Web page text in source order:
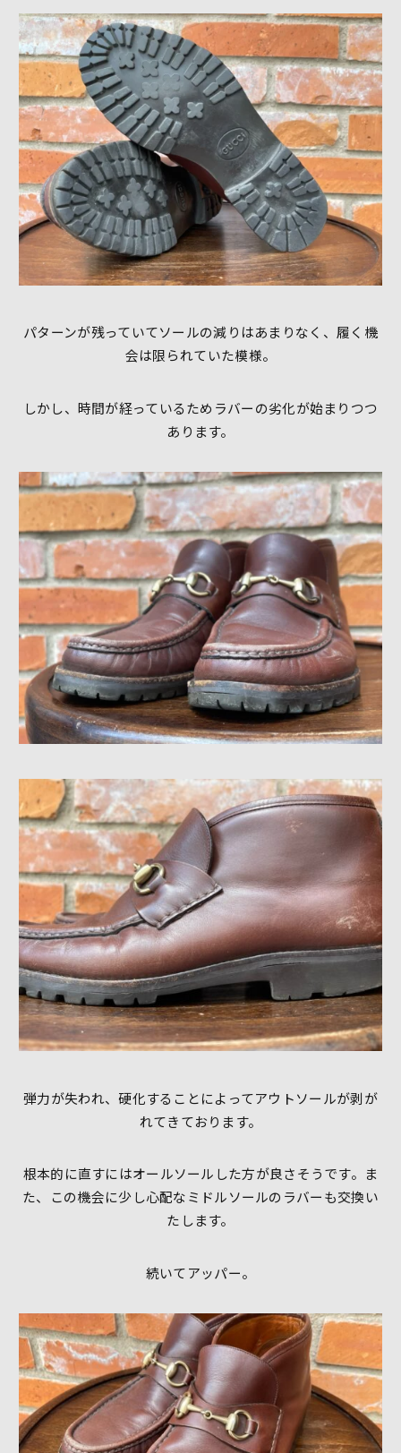
パターンが残っていてソールの減りはあまりなく、履く機
会は限られていた模様。
しかし、時間が経っているためラバーの劣化が始まりつつ
あります。
弾力が失われ、硬化することによってアウトソールが剥が
れてきております。
根本的に直すにはオールソールした方が良さそうです。ま
た、この機会に少し心配なミドルソールのラバーも交換い
たします。
続いてアッパー。